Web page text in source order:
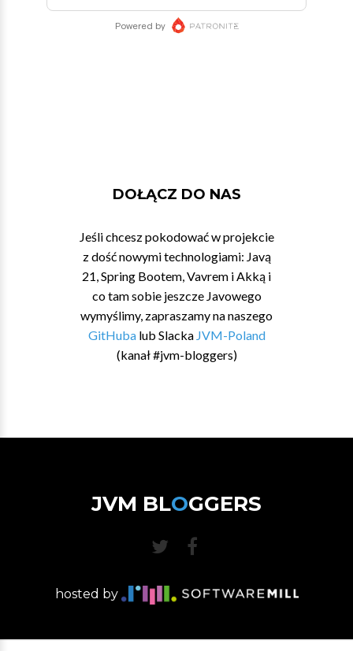
DOŁĄCZ DO NAS
Jeśli chcesz pokodować w projekcie
z dość nowymi technologiami: Javą
21, Spring Bootem, Vavrem i Akką i
co tam sobie jeszcze Javowego
wymyślimy, zapraszamy na naszego
GitHubalub Slacka JVM-Poland
(kanał #jvm-bloggers)
JVM BLOGGERS
hosted by